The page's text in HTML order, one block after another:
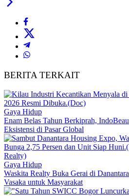
BERITA TERKAIT
Gaya Hidup
Enam Belas Tahun Berkiprah,
Eksistensi di Pasar Global
Gaya Hidup
Waskita Realty Buka Gerai di
Vasaka untuk Masyarakat